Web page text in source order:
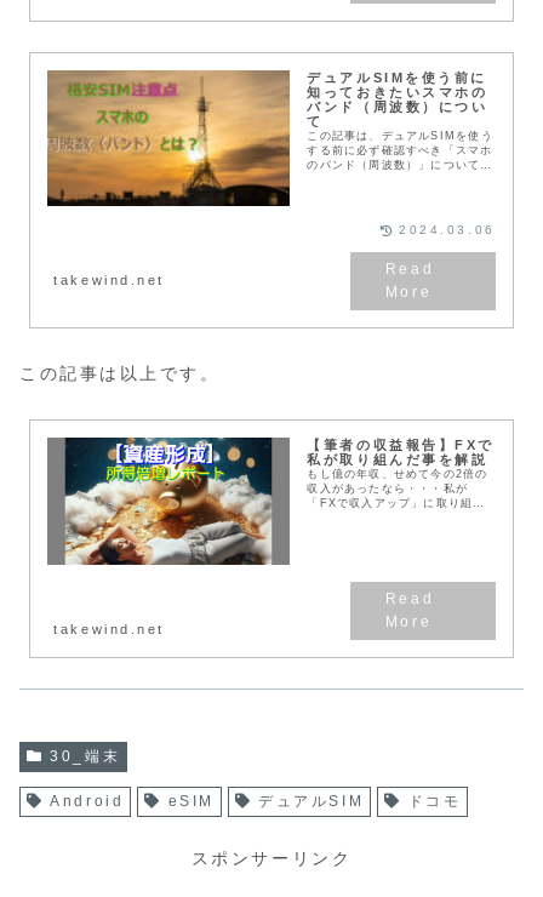
デュアルSIMを使う前に
知っておきたいスマホの
バンド（周波数）につい
て
この記事は、デュアルSIMを使う
する前に必ず確認すべき「スマホ
のバンド（周波数）」について説
takewind.net
2024.03.06
この記事は以上です。
【筆者の収益報告】FXで
私が取り組んだ事を解説
もし億の年収、せめて今の2倍の
収入があったなら・・・私が
「FXで収入アップ」に取り組ん
takewind.net
30_端末
Android eSIM デュアルSIM ドコモ
スポンサーリンク